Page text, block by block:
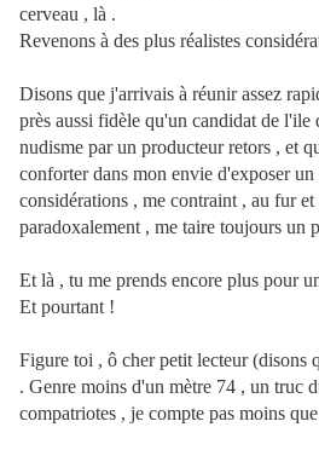
cerveau , là .
Revenons à des plus réalistes
Disons que j'arrivais à réunir assez
près aussi fidèle qu'un candidat de l'ile
nudisme par un producteur retors , et
conforter dans mon envie d'exposer un
considérations , me contraint , au fur
paradoxalement , me taire toujours un
Et là , tu me prends encore plus pour
Et pourtant !
Figure toi , ô cher petit lecteur (disons
. Genre moins d'un mètre 74 , un truc
compatriotes , je compte pas moins